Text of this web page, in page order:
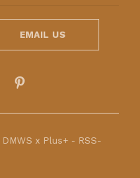
EMAIL US
DMWS x Plus+- RSS-